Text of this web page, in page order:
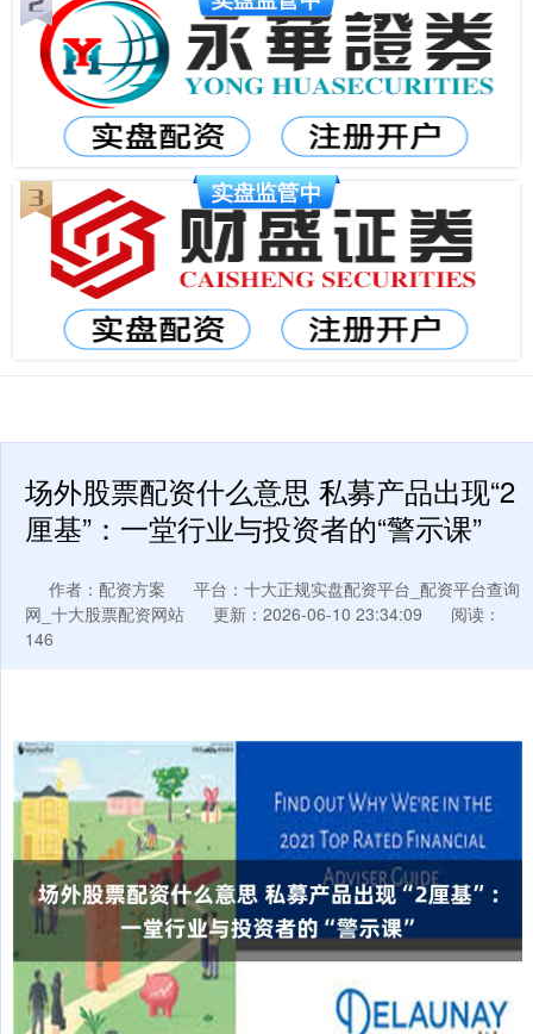
场外股票配资什么意思 私募产品出现“2
厘基”：一堂行业与投资者的“警示课”
作者：配资方案
平台：十大正规实盘配资平台_配资平台查询
网_十大股票配资网站
更新：2026-06-10 23:34:09
阅读：
146